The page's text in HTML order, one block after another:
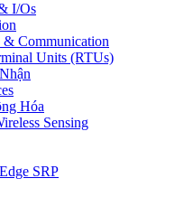
I/Os
Communication
Units (RTUs)
Hóa
Sensing
SRP